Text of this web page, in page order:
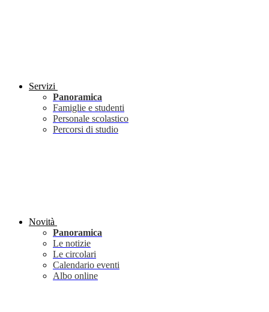
Servizi
Panoramica
Famiglie e studenti
Personale scolastico
Percorsi di studio
Novità
Panoramica
Le notizie
Le circolari
Calendario eventi
Albo online